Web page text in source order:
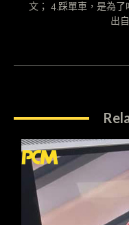
文； 4.踩單車，是為
出